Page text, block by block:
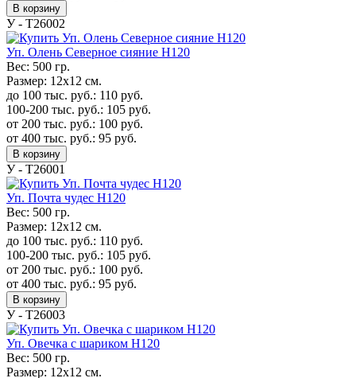
В корзину
У - Т26002
Уп. Олень Северное сияние H120
Вес: 500 гр.
Размер: 12х12 см.
до 100 тыс. руб.: 110 руб.
100-200 тыс. руб.: 105 руб.
от 200 тыс. руб.: 100 руб.
от 400 тыс. руб.: 95 руб.
В корзину
У - Т26001
Уп. Почта чудес H120
Вес: 500 гр.
Размер: 12х12 см.
до 100 тыс. руб.: 110 руб.
100-200 тыс. руб.: 105 руб.
от 200 тыс. руб.: 100 руб.
от 400 тыс. руб.: 95 руб.
В корзину
У - Т26003
Уп. Овечка с шариком H120
Вес: 500 гр.
Размер: 12х12 см.